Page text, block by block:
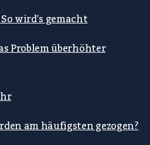
wird’s gemacht
Problem überhöhter
am häufigsten gezogen?